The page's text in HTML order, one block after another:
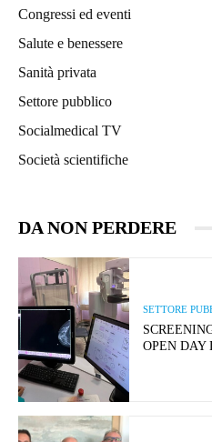
Congressi ed eventi
Salute e benessere
Sanità privata
Settore pubblico
Socialmedical TV
Società scientifiche
DA NON PERDERE
SETTORE
OPEN DAY